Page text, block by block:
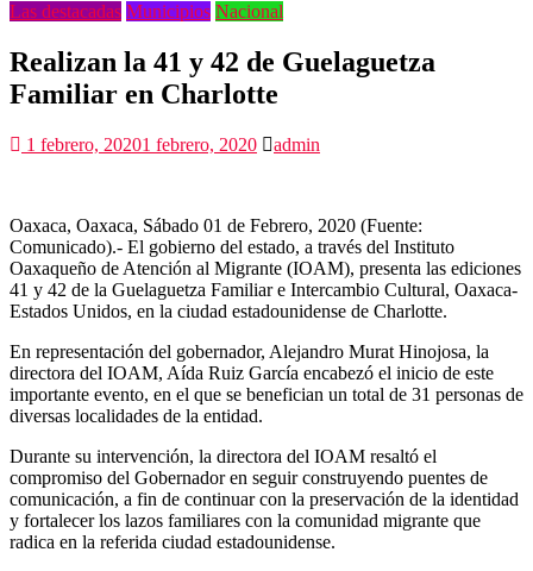
Las destacadas Municipios Nacional
Realizan la 41 y 42 de Guelaguetza
Familiar en Charlotte
1 febrero, 20201 febrero, 2020 admin
Oaxaca, Oaxaca, Sábado 01 de Febrero, 2020 (Fuente:
Comunicado).- El gobierno del estado, a través del Instituto
Oaxaqueño de Atención al Migrante (IOAM), presenta las ediciones
41 y 42 de la Guelaguetza Familiar e Intercambio Cultural, Oaxaca-
Estados Unidos, en la ciudad estadounidense de Charlotte.
En representación del gobernador, Alejandro Murat Hinojosa, la
directora del IOAM, Aída Ruiz García encabezó el inicio de este
importante evento, en el que se benefician un total de 31 personas de
diversas localidades de la entidad.
Durante su intervención, la directora del IOAM resaltó el
compromiso del Gobernador en seguir construyendo puentes de
comunicación, a fin de continuar con la preservación de la identidad
y fortalecer los lazos familiares con la comunidad migrante que
radica en la referida ciudad estadounidense.